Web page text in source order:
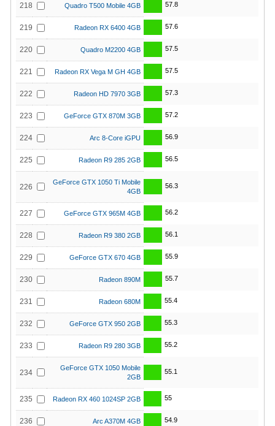
218 Quadro T500 Mobile 4GB 57.8
219 Radeon RX 6400 4GB 57.6
220 Quadro M2200 4GB 57.5
221 Radeon RX Vega M GH 4GB 57.5
222 Radeon HD 7970 3GB 57.3
223 GeForce GTX 870M 3GB 57.2
224 Arc 8-Core iGPU 56.9
225 Radeon R9 285 2GB 56.5
226
GeForce GTX 1050 Ti Mobile
4GB
56.3
227 GeForce GTX 965M 4GB 56.2
228 Radeon R9 380 2GB 56.1
229 GeForce GTX 670 4GB 55.9
230 Radeon 890M 55.7
231 Radeon 680M 55.4
232 GeForce GTX 950 2GB 55.3
233 Radeon R9 280 3GB 55.2
234
GeForce GTX 1050 Mobile
2GB
55.1
235 Radeon RX 460 1024SP 2GB 55
236 Arc A370M 4GB 54.9